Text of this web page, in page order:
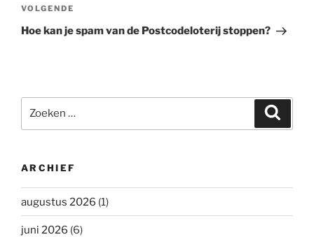
Volgend
bericht
VOLGENDE
Hoe kan je spam van de Postcodeloterij stoppen?
naar:
ARCHIEF
augustus 2026 (1)
juni 2026 (6)